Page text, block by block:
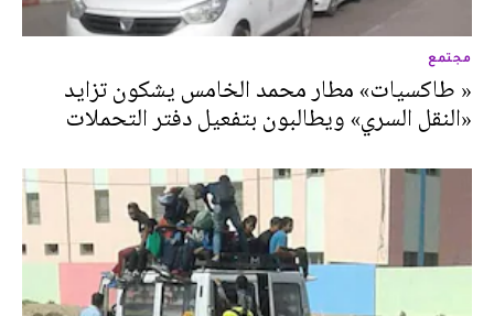
مجتمع
« طاكسيات» مطار محمد الخامس يشكون تزايد
«النقل السري» ويطالبون بتفعيل دفتر التحملات